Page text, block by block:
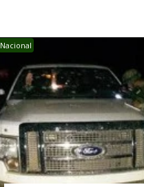
Nacional